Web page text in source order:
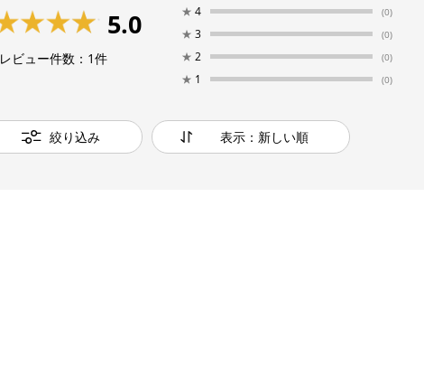
5.0
レビュー件数： 1件
★ 4 (0)
★ 3 (0)
★ 2 (0)
★ 1 (0)
絞り込み 表示：新しい順